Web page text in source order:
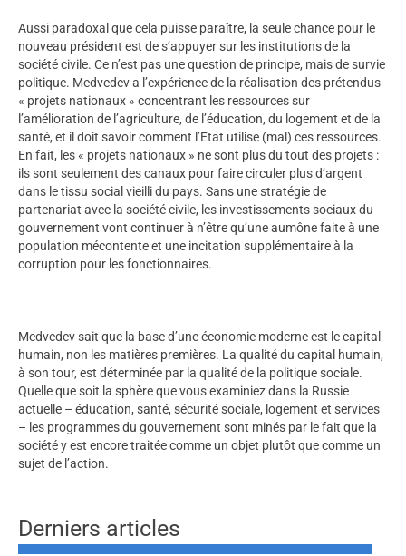
Aussi paradoxal que cela puisse paraître, la seule chance pour le
nouveau président est de s’appuyer sur les institutions de la
société civile. Ce n’est pas une question de principe, mais de survie
politique. Medvedev a l’expérience de la réalisation des prétendus
« projets nationaux » concentrant les ressources sur
l’amélioration de l’agriculture, de l’éducation, du logement et de la
santé, et il doit savoir comment l’Etat utilise (mal) ces ressources.
En fait, les « projets nationaux » ne sont plus du tout des projets :
ils sont seulement des canaux pour faire circuler plus d’argent
dans le tissu social vieilli du pays. Sans une stratégie de
partenariat avec la société civile, les investissements sociaux du
gouvernement vont continuer à n’être qu’une aumône faite à une
population mécontente et une incitation supplémentaire à la
corruption pour les fonctionnaires.
Medvedev sait que la base d’une économie moderne est le capital
humain, non les matières premières. La qualité du capital humain,
à son tour, est déterminée par la qualité de la politique sociale.
Quelle que soit la sphère que vous examiniez dans la Russie
actuelle – éducation, santé, sécurité sociale, logement et services
– les programmes du gouvernement sont minés par le fait que la
société y est encore traitée comme un objet plutôt que comme un
sujet de l’action.
Derniers articles